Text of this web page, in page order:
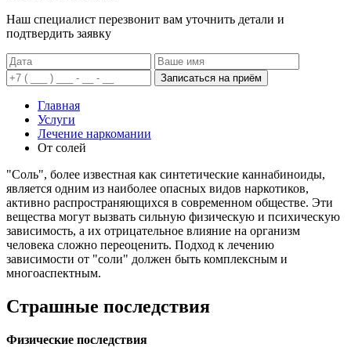
Наш специалист перезвонит вам уточнить детали и
подтвердить заявку
Записаться на приём
Главная
Услуги
Лечение наркомании
От солей
"Соль", более известная как синтетические каннабиноиды,
является одним из наиболее опасных видов наркотиков,
активно распространяющихся в современном обществе. Эти
вещества могут вызвать сильную физическую и психическую
зависимость, а их отрицательное влияние на организм
человека сложно переоценить. Подход к лечению
зависимости от "соли" должен быть комплексным и
многоаспектным.
Страшные последствия
Физические последствия